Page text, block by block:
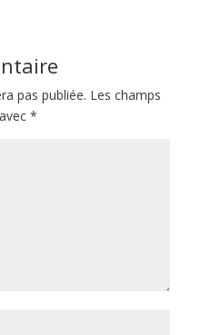
pas publiée. Les champs
*